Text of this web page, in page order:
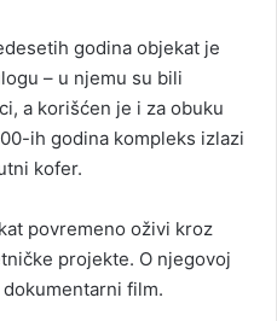
godina objekat je
– u njemu su bili
a korišćen je i za obuku
ih godina kompleks izlazi
kofer.
povremeno oživi kroz
projekte. O njegovoj
film.